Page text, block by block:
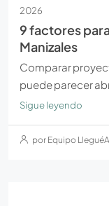
2026
9 factores
Manizales
Comparar
puede parecer
Sigue leyendo
por Equipo